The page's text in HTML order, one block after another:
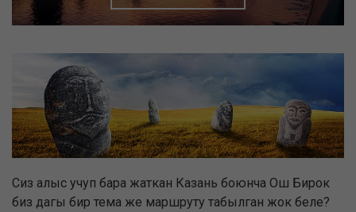
Сиз алыс учуп бара жаткан Казань боюнча Ош Бирок
биз дагы бир тема же маршруту табылган жок беле?